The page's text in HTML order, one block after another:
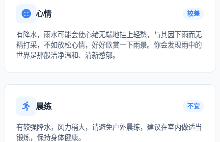
心情 较差
有降水，雨水可能会使心绪无端地挂上轻愁，与其因下雨而无
精打采，不如放松心情，好好欣赏一下雨景。你会发现雨中的
世界是那般洁净温和、清新葱郁。
晨练 不宜
有较强降水，风力稍大，请避免户外晨练，建议在室内做适当
锻炼，保持身体健康。